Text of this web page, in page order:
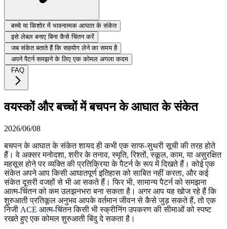
बच्चे या किशोर में भावनात्मक आघात के संकेत
इसे लेबल बनाए बिना कैसे चिंतन करें
जब संकेत बताते हैं कि सहयोग लेने का समय है
अपने पैटर्न समझने के लिए एक कोमल अगला कदम
FAQ
वयस्कों और बच्चों में बचपन के आघात के संकेत
2026/06/08
बचपन के आघात के संकेत शायद ही कभी एक साफ-सुथरी सूची की तरह होते
हैं। वे अक्सर मनोदशा, शरीर के तनाव, स्मृति, रिश्तों, स्कूल, काम, या असुरक्षित
महसूस होने पर व्यक्ति की प्रतिक्रिया के पैटर्न के रूप में दिखते हैं। कोई एक
संकेत अपने आप किसी आघातपूर्ण इतिहास को साबित नहीं करता, और कई
संकेत दूसरी वजहों से भी आ सकते हैं। फिर भी, सामान्य पैटर्न को समझना
आत्म-चिंतन को कम उलझनभरा बना सकता है। अगर आप यह खोज रहे हैं कि
शुरुआती प्रतिकूल अनुभव आपके वर्तमान जीवन से कैसे जुड़ सकते हैं, तो एक
निजी ACE आत्म-चिंतनकिसी भी स्क्रीनिंग उपकरण की सीमाओं को स्पष्ट
रखते हुए एक कोमल शुरुआती बिंदु दे सकता है।